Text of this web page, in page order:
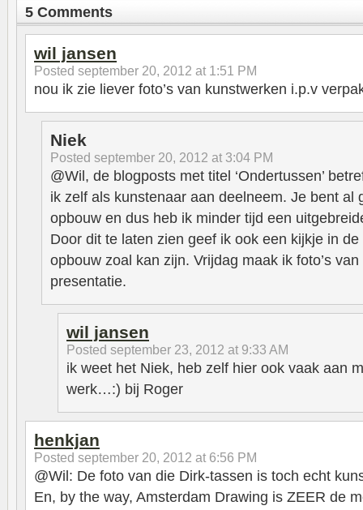
5 Comments
wil jansen
Posted september 20, 2012 at 1:51 PM
nou ik zie liever foto’s van kunstwerken i.p.v
Niek
Posted september 20, 2012 at 3:04 PM
@Wil, de blogposts met titel ‘Ondertussen’
ik zelf als kunstenaar aan deelneem. Je bent al
opbouw en dus heb ik minder tijd een
Door dit te laten zien geef ik ook een kijkje in de
opbouw zoal kan zijn. Vrijdag maak ik foto’s
presentatie.
wil jansen
Posted september 23, 2012 at 9:33 AM
ik weet het Niek, heb zelf hier ook vaak aan
werk…:) bij Roger
henkjan
Posted september 20, 2012 at 6:56 PM
@Wil: De foto van die Dirk-tassen is toch echt
En, by the way, Amsterdam Drawing is ZEER de